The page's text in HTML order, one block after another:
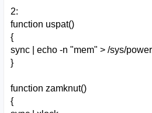
2:
function uspat()
{
sync | echo -n "mem" > /sys/
}
function zamknut()
{